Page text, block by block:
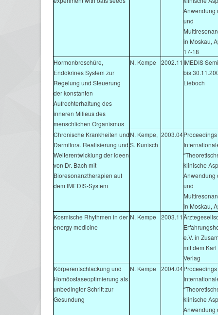
Anwendung
und
in Moskau,
17-18
Hormonbroschüre,
Endokrines System zur
Regelung und Steuerung
der konstanten
Aufrechterhaltung des
inneren Milieus des
menschlichen Organismus
N. Kempe 2002.11 IMEDIS
bis
Lieboch
Chronische Krankheiten und
Darmflora. Realisierung und
Weiterentwicklung der Ideen
von Dr. Bach mit
Bioresonanztherapien auf
dem IMEDIS-System
N. Kempe,
S. Kunisch
2003.04
klinische
Anwendung
und
in Moskau,
Kosmische Rhythmen in der
energy medicine
N. Kempe 2003.11
e.V. in
mit dem Karl
Verlag
Körperentschlackung und
Homöostaseoptimierung als
unbedingter Schritt zur
Gesundung
N. Kempe 2004.04
klinische
Anwendung